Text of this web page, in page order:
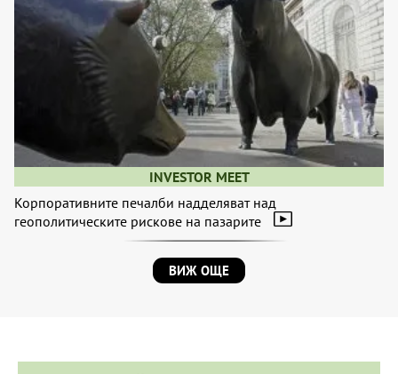
INVESTOR MEET
Корпоративните печалби надделяват над
геополитическите рискове на пазарите
ВИЖ ОЩЕ